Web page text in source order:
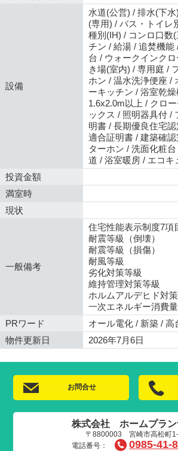
設備
水道(公営) / 排水(下
(専用) / バス・トイレ
種別(IH) / コンロ口数
チン / 給湯 / 追焚機能
台 / ウォークインク
き場(室内) / 専用庭 /
ホン / 温水洗浄便座 /
ーキッチン / 浴室乾
1.6x2.0m以上 / クロ
ックス / 照明器具付 /
明書 / 長期優良住宅
適合証明書 / 建築確
ターホン / 洗面化粧
道 / 浴室暖房 / エコキ
投資金額
満室時
現状
一般備考
住宅性能表示制度7項
耐震等級（倒壊）
耐震等級（損傷）
耐風等級
劣化対策等級
維持管理対策等級
ホルムアルデヒド対
一次エネルギー消費量
PRワード
オール電化 / 新築 / 高
物件更新日
2026年7月6日
お問合せ
株式会社 ホームプラン
〒8800003 宮崎市高松町
電話番号：
0985-41-